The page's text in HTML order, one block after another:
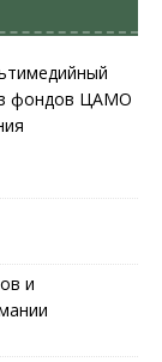
фондов ЦАМО
и